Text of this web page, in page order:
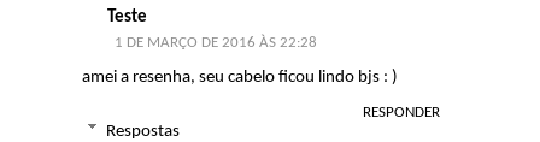
Teste
1 DE MARÇO DE 2016 ÀS 22:28
amei a resenha, seu cabelo ficou lindo bjs : )
RESPONDER
Respostas